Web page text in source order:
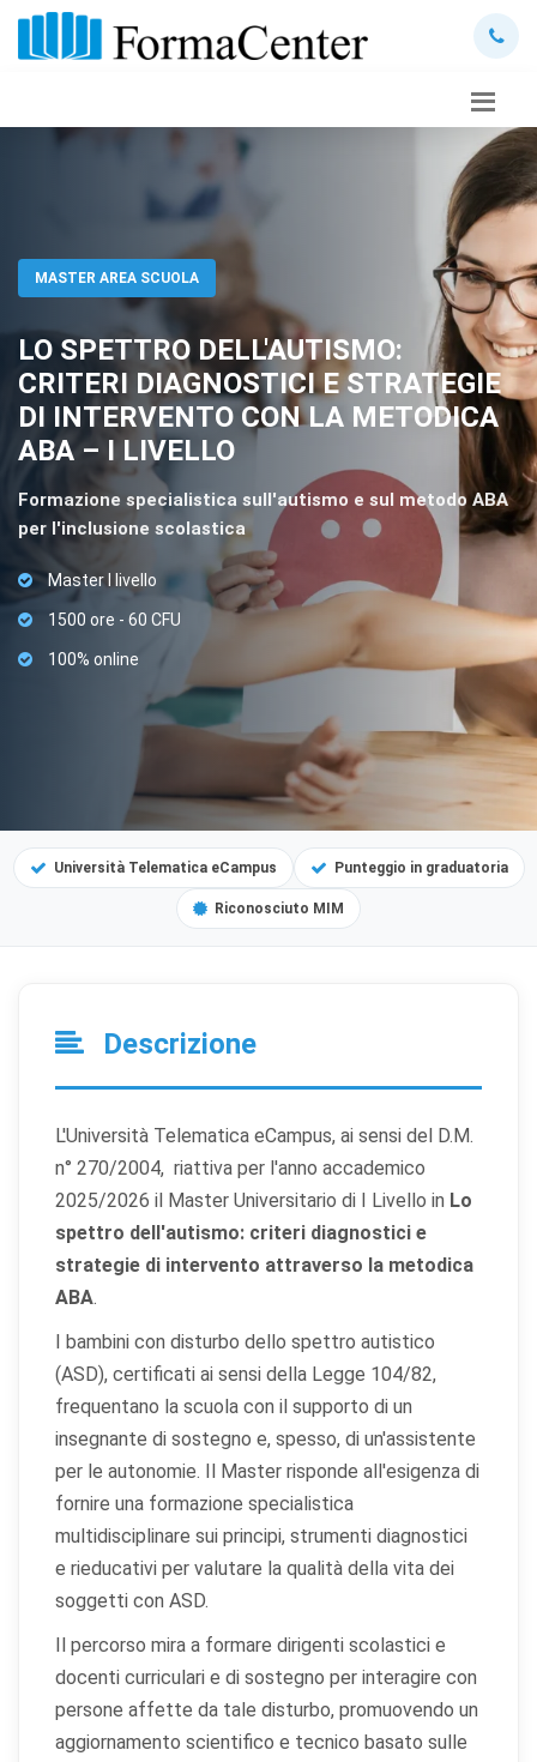
MASTER AREA SCUOLA
LO SPETTRO DELL'AUTISMO:
CRITERI DIAGNOSTICI E STRATEGIE
DI INTERVENTO CON LA METODICA
ABA – I LIVELLO
Formazione specialistica sull'autismo e sul metodo ABA
per l'inclusione scolastica
Master I livello
1500 ore - 60 CFU
100% online
Università Telematica eCampus Punteggio in graduatoria
Riconosciuto MIM
Descrizione
L'Università Telematica eCampus, ai sensi del D.M.
n° 270/2004, riattiva per l'anno accademico
2025/2026 il Master Universitario di I Livello in Lo
spettro dell'autismo: criteri diagnostici e
strategie di intervento attraverso la metodica
ABA.
I bambini con disturbo dello spettro autistico
(ASD), certificati ai sensi della Legge 104/82,
frequentano la scuola con il supporto di un
insegnante di sostegno e, spesso, di un'assistente
per le autonomie. Il Master risponde all'esigenza di
fornire una formazione specialistica
multidisciplinare sui principi, strumenti diagnostici
e rieducativi per valutare la qualità della vita dei
soggetti con ASD.
Il percorso mira a formare dirigenti scolastici e
docenti curriculari e di sostegno per interagire con
persone affette da tale disturbo, promuovendo un
aggiornamento scientifico e tecnico basato sulle